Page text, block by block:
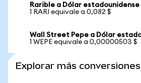
Rarible a Dólar estadounidense
1 RARI equivale a 0,082 $
Wall Street Pepe a Dólar
1 WEPE equivale a 0,00000503 $
Explorar más conversiones